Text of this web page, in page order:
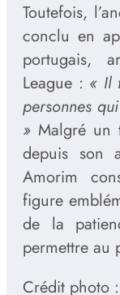
Toutefois,
conclu en
portugais,
League : « Il
personnes
» Malgré un
depuis son
Amorim
figure
de la
permettre au
Crédit photo